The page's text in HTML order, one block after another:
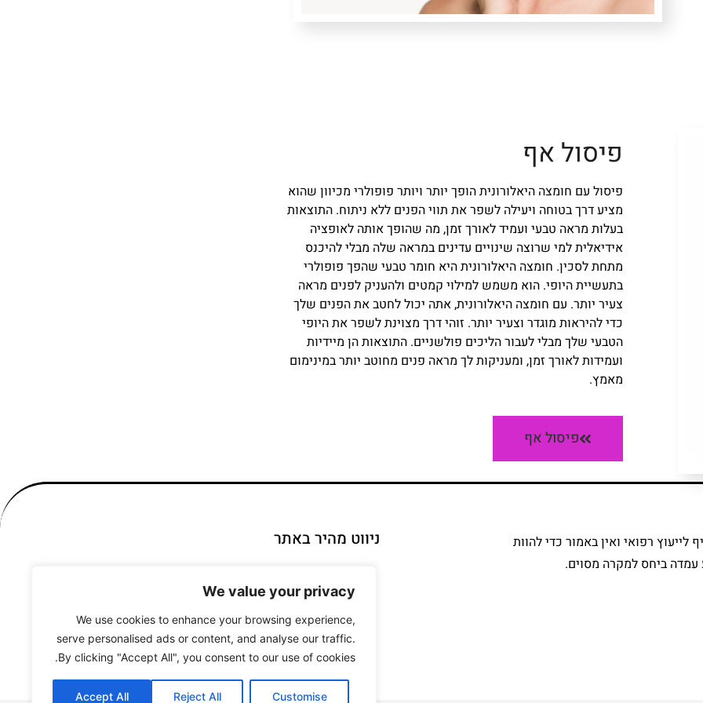
We value your privacy
We use cookies to enhance your browsing experience,
serve personalised ads or content, and analyse our traffic.
By clicking "Accept All", you consent to our use of cookies.
Customise
Reject All
Accept All
פיסול אף
פיסול עם חומצה היאלורונית הופך יותר ויותר פופולרי מכיוון שהוא
מציע דרך בטוחה ויעילה לשפר את תווי הפנים ללא ניתוח. התוצאות
בעלות מראה טבעי ועמיד לאורך זמן, מה שהופך אותה לאופציה
אידיאלית למי שרוצה שינויים עדינים במראה שלה מבלי להיכנס
מתחת לסכין. חומצה היאלורונית היא חומר טבעי שהפך פופולרי
בתעשיית היופי. הוא משמש למילוי קמטים ולהעניק לפנים מראה
צעיר יותר. עם חומצה היאלורונית, אתה יכול לחטב את הפנים שלך
כדי להיראות מוגדר וצעיר יותר. זוהי דרך מצוינת לשפר את היופי
הטבעי שלך מבלי לעבור הליכים פולשניים. התוצאות הן מיידיות
ועמידות לאורך זמן, ומעניקות לך מראה פנים מחוטב יותר במינימום
מאמץ.
פיסול אף
רפואי ואין באמור כדי להוות
עמדה ביחס למקרה מסוים.
ניווט מהיר באתר
אודות
מדיניות פרטיות
הצהרת נגישות